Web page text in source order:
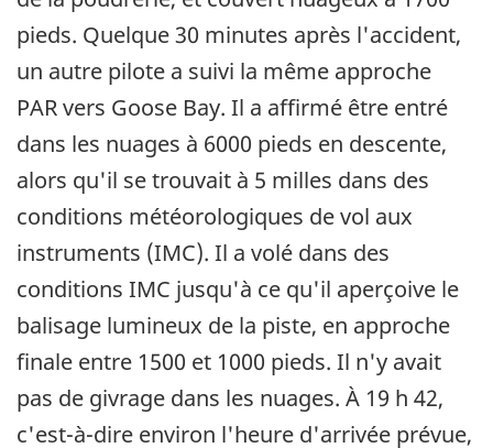
pieds. Quelque 30 minutes après l'accident,
un autre pilote a suivi la même approche
PAR vers Goose Bay. Il a affirmé être entré
dans les nuages à 6000 pieds en descente,
alors qu'il se trouvait à 5 milles dans des
conditions météorologiques de vol aux
instruments (IMC). Il a volé dans des
conditions IMC jusqu'à ce qu'il aperçoive le
balisage lumineux de la piste, en approche
finale entre 1500 et 1000 pieds. Il n'y avait
pas de givrage dans les nuages. À 19 h 42,
c'est-à-dire environ l'heure d'arrivée prévue,